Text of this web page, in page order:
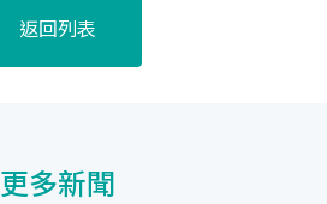
返回列表
更多新聞